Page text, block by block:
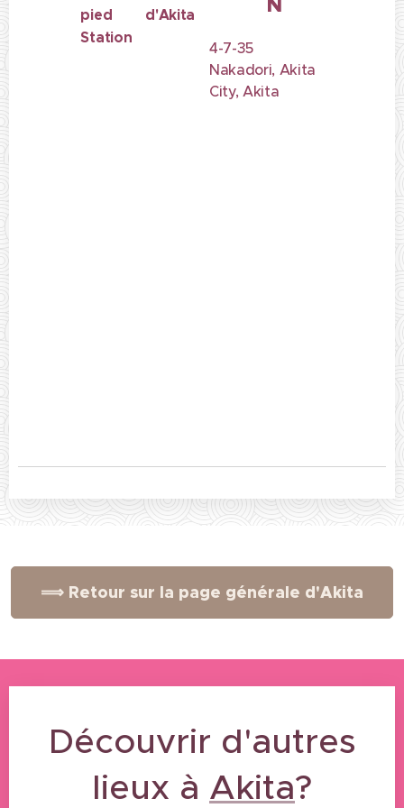
pied d'Akita
Station
4-7-35
Nakadori, Akita
City, Akita
⟹ Retour sur la page générale d'Akita
Découvrir d'autres
lieux à Akita?
28/10/2024